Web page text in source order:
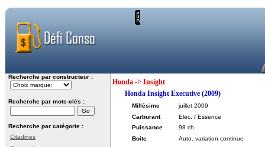
Recherche par constructeur :
Recherche par mots-clés :
Recherche par catégorie :
Citadines
Honda -> Insight
Honda Insight Executive (2009)
Millésime
juillet 2009
Carburant
Elec. / Essence
Puissance
98 ch
Boite
Auto. variation continue